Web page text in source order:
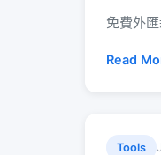
免費外
Read
Tools